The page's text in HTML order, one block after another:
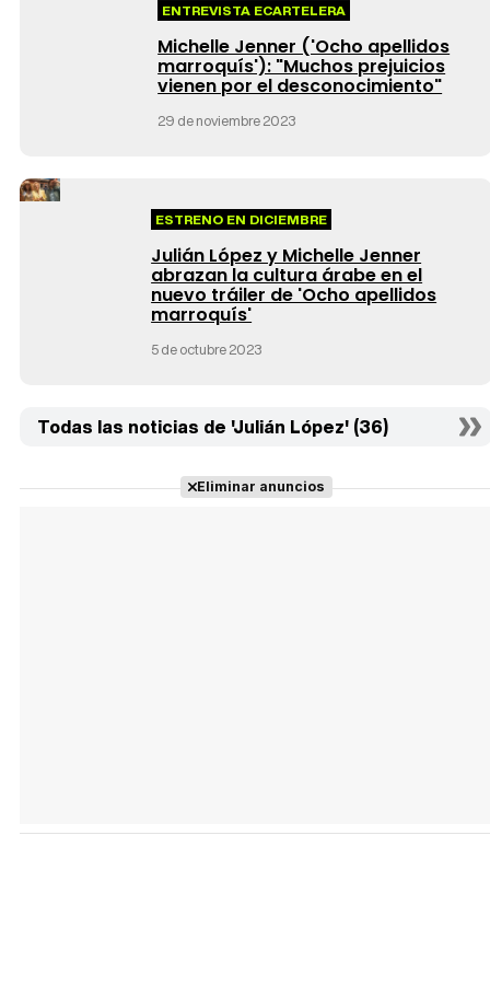
ENTREVISTA ECARTELERA
Michelle Jenner ('Ocho apellidos
marroquís'): "Muchos prejuicios
vienen por el desconocimiento"
29 de noviembre 2023
ESTRENO EN DICIEMBRE
Julián López y Michelle Jenner
abrazan la cultura árabe en el
nuevo tráiler de 'Ocho apellidos
marroquís'
5 de octubre 2023
Todas las noticias de 'Julián López' (36)
Eliminar anuncios